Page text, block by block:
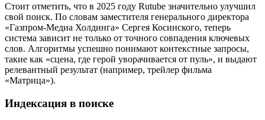
Стоит отметить, что в 2025 году Rutube значительно улучшил
свой поиск. По словам заместителя генерального директора
«Газпром-Медиа Холдинга» Сергея Косинского, теперь
система зависит не только от точного совпадения ключевых
слов. Алгоритмы успешно понимают контекстные запросы,
такие как «сцена, где герой уворачивается от пуль», и выдают
релевантный результат (например, трейлер фильма
«Матрица»).
Индексация в поиске